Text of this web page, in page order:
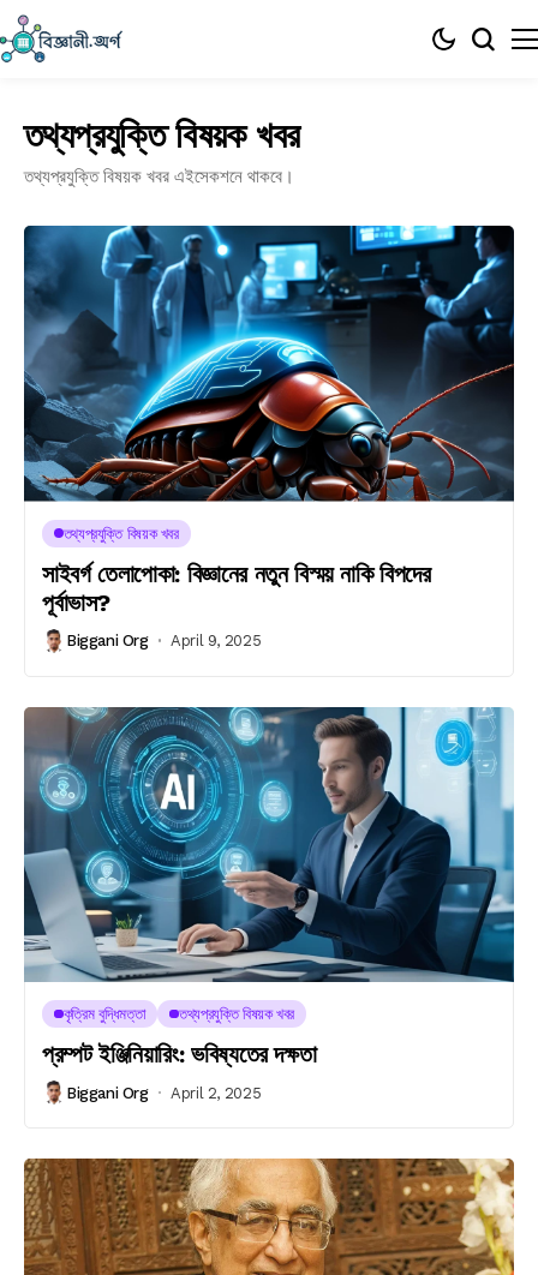
তথ্যপ্রযুক্তি বিষয়ক খবর
তথ্যপ্রযুক্তি বিষয়ক খবর এইসেকশনে থাকবে।
তথ্যপ্রযুক্তি বিষয়ক খবর
সাইবর্গ তেলাপোকা: বিজ্ঞানের নতুন বিস্ময় নাকি বিপদের
পূর্বাভাস?
Biggani Org April 9, 2025
কৃত্রিম বুদ্ধিমত্তা তথ্যপ্রযুক্তি বিষয়ক খবর
প্রম্পট ইঞ্জিনিয়ারিং: ভবিষ্যতের দক্ষতা
Biggani Org April 2, 2025